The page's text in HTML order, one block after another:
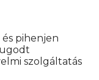
pihenjen
szolgáltatás